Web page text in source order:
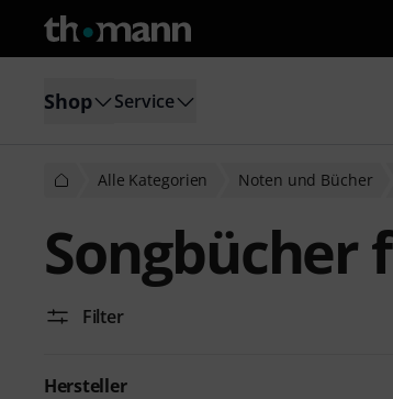
Shop Service
Alle Kategorien Noten und Bücher
Songbücher
Filter
Hersteller